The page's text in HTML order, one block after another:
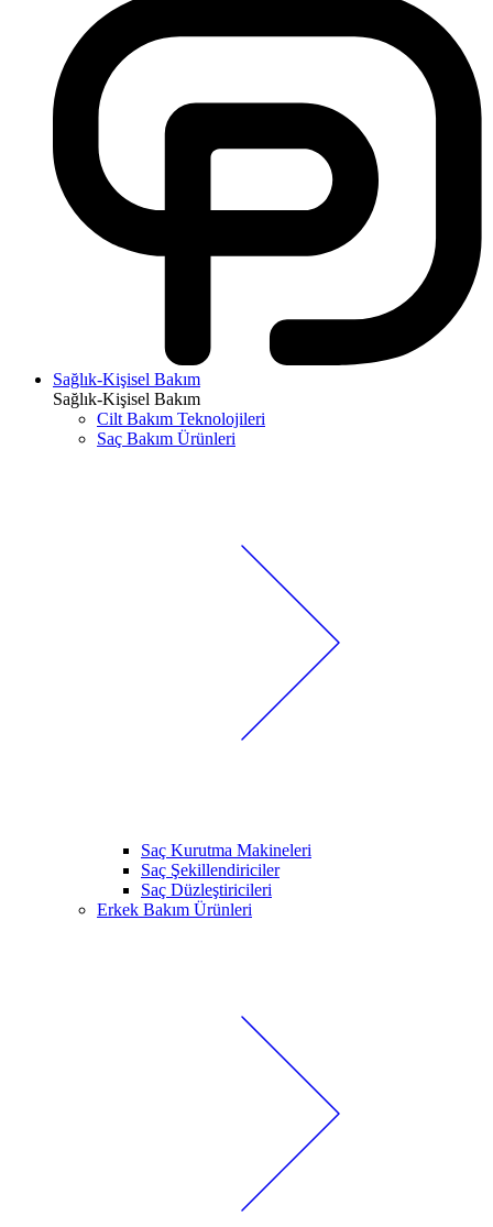
Sağlık-Kişisel Bakım
Sağlık-Kişisel Bakım
Cilt Bakım Teknolojileri
Saç Bakım Ürünleri
Saç Kurutma Makineleri
Saç Şekillendiriciler
Saç Düzleştiricileri
Erkek Bakım Ürünleri